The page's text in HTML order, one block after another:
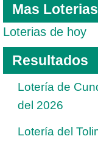
Mas
Loterias de hoy
Resultados
Lotería de
del 2026
Lotería del